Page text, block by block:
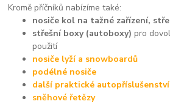
Kromě příčníků nabízíme také:
nosiče kol na tažné zařízení,
střešní boxy (autoboxy) pro
použití
nosiče lyží a snowboardů
podélné nosiče
další praktické autopříslušenství
sněhové řetězy